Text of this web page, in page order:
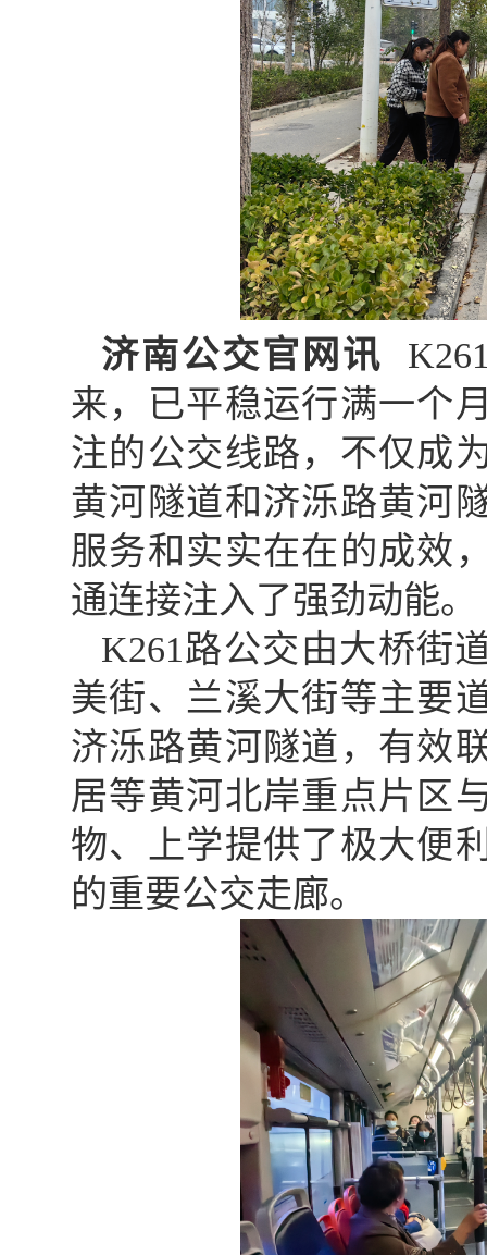
济南公交官网讯
来，已平稳运行满一个
注的公交线路，不仅成
黄河隧道和济泺路黄河
服务和实实在在的成效
通连接注入了强劲动能。
K261路公交由大桥街
美街、兰溪大街等主要
济泺路黄河隧道，有效
居等黄河北岸重点片区
物、上学提供了极大便
的重要公交走廊。